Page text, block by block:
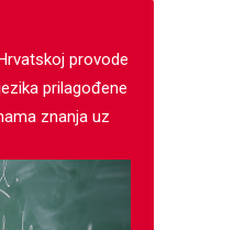
provode
prilagođene
znanja uz